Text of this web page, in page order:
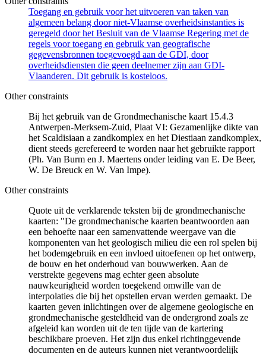
Toegang en gebruik voor het uitvoeren van taken van
algemeen belang door niet-Vlaamse overheidsinstanties is
geregeld door het Besluit van de Vlaamse Regering met de
regels voor toegang en gebruik van geografische
gegevensbronnen toegevoegd aan de GDI, door
overheidsdiensten die geen deelnemer zijn aan GDI-
Vlaanderen. Dit gebruik is kosteloos.
Other constraints
Bij het gebruik van de Grondmechanische kaart 15.4.3
Antwerpen-Merksem-Zuid, Plaat VI: Gezamenlijke dikte van
het Scaldisiaan a zandkomplex en het Diestiaan zandkomplex,
dient steeds gerefereerd te worden naar het gebruikte rapport
(Ph. Van Burm en J. Maertens onder leiding van E. De Beer,
W. De Breuck en W. Van Impe).
Other constraints
Quote uit de verklarende teksten bij de grondmechanische
kaarten: "De grondmechanische kaarten beantwoorden aan
een behoefte naar een samenvattende weergave van die
komponenten van het geologisch milieu die een rol spelen bij
het bodemgebruik en een invloed uitoefenen op het ontwerp,
de bouw en het onderhoud van bouwwerken. Aan de
verstrekte gegevens mag echter geen absolute
nauwkeurigheid worden toegekend omwille van de
interpolaties die bij het opstellen ervan werden gemaakt. De
kaarten geven inlichtingen over de algemene geologische en
grondmechanische gesteldheid van de ondergrond zoals ze
afgeleid kan worden uit de ten tijde van de kartering
beschikbare proeven. Het zijn dus enkel richtinggevende
documenten en de auteurs kunnen niet verantwoordelijk